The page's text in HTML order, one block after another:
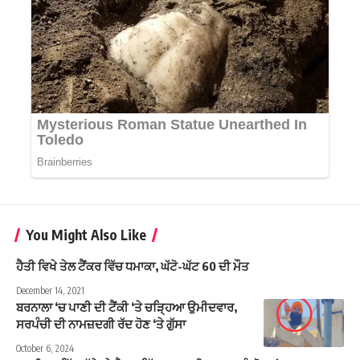
You Might Also Like
ਹੈਤੀ ਵਿਖੇ ਤੇਲ ਟੈਂਕਰ ਵਿੱਚ ਧਮਾਕਾ, ਘੱਟੋ-ਘੱਟ 60 ਦੀ ਮੌਤ
December 14, 2021
ਬਰਨਾਲਾ ‘ਚ ਪਾਣੀ ਦੀ ਟੈਂਕੀ ‘ਤੇ ਚੜ੍ਹਿਆ ਉਮੀਦਵਾਰ,
ਸਰਪੰਚੀ ਦੀ ਨਾਮਜ਼ਦਗੀ ਰੱਦ ਹੋਣ ‘ਤੇ ਗੁੱਸਾ
October 6, 2024